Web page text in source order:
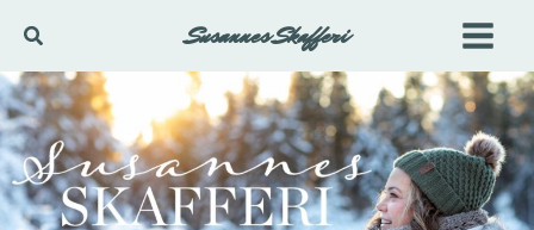
innehåll
Sök Susannes Skafferi